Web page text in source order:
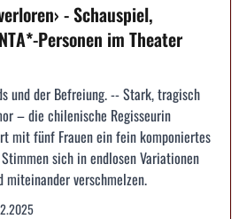
- Schauspiel,
Personen im Theater
und der Befreiung. -- Stark, tragisch
– die chilenische Regisseurin
mit fünf Frauen ein fein komponiertes
sich in endlosen Variationen
miteinander verschmelzen.